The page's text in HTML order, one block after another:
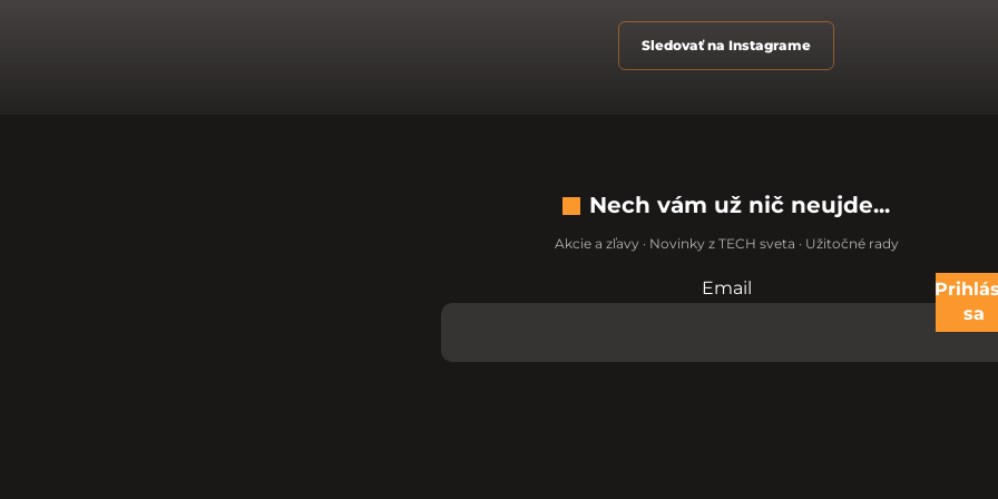
Sledovať na Instagrame
Nech vám už nič neujde...
Akcie a zľavy · Novinky z TECH sveta · Užitočné rady
Nevypĺňajte toto pole:
Email
sa